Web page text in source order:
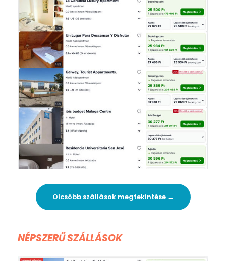
Olcsóbb szállások megtekintése →
NÉPSZERŰ SZÁLLÁSOK